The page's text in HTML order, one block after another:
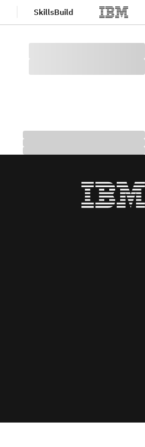
الانتقال إلى المحتوى الرئيسي
SkillsBuild